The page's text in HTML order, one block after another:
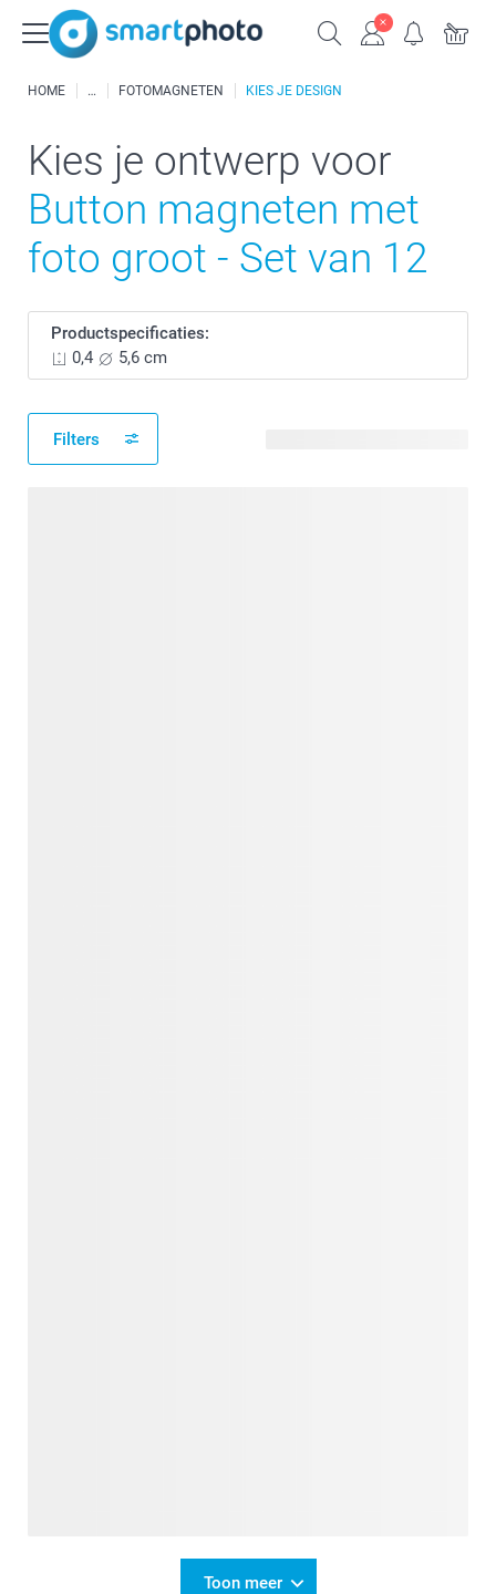
HOME FOTOMAGNETEN KIES JE DESIGN
Kies je ontwerp voor
Button magneten met
foto groot - Set van 12
Productspecificaties:
0,4
5,6 cm
Filters
Toon meer